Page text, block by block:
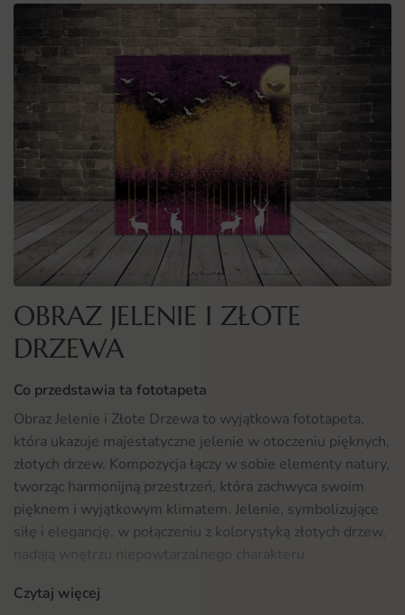
OBRAZ JELENIE I ZŁOTE
DRZEWA
Co przedstawia ta fototapeta
Obraz Jelenie i Złote Drzewa to wyjątkowa fototapeta,
która ukazuje majestatyczne jelenie w otoczeniu pięknych,
złotych drzew. Kompozycja łączy w sobie elementy natury,
tworząc harmonijną przestrzeń, która zachwyca swoim
pięknem i wyjątkowym klimatem. Jelenie, symbolizujące
siłę i elegancję, w połączeniu z kolorystyką złotych drzew,
nadają wnętrzu niepowtarzalnego charakteru.
Tego rodzaju fototapeta doskonale ożywi przestrzeń,
Czytaj więcej